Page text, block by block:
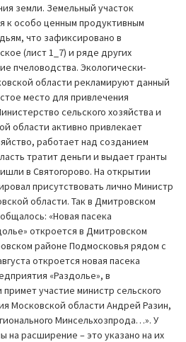
земли. Земельный участок
к особо ценным продуктивным
что зафиксировано в
(лист 1_7) и ряде других
пчеловодства. Экологически-
области рекламируют данный
место для привлечения
сельского хозяйства и
области активно привлекает
работает над созданием
тратит деньги и выдает гранты
в Святогорово. На открытии
присутствовать лично Министр
области. Так в Дмитровском
«Новая пасека
откроется в Дмитровском
районе Подмосковья рядом с
откроется новая пасека
«Раздолье», в
участие министр сельского
Московской области Андрей Разин,
Минсельхозпрода…». У
на расширение – это указано на их